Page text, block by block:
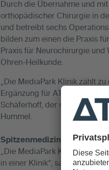
Durch die Übernahme und
orthopädischer Chirurgie in
und betreibt sechs
bilden zum einen die Praxis
Praxis für Neurochirurgie und
Ohren-Heilkunde.
„Die MediaPark Klinik zählt
Ergänzung für ATOS. Wir
Schäferhoff, der seit über 20
Hummel.
Spitzenmedizin mit hohem
„Die MediaPark Klinik
in einer Klinik“, sagt Dr. Peter